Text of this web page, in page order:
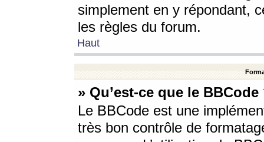
simplement en y répondant,
les règles du forum.
Haut
» Qu’est-ce que le BBCode
Le BBCode est une
très bon contrôle de